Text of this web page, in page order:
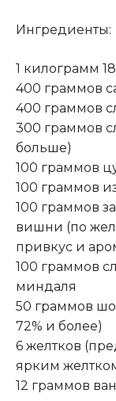
Ингредиенты:
1 килограмм
400 граммов
400 граммов
300 граммов
больше)
100 граммов
100 граммов
100 граммов
вишни (по
привкус и
100 граммов
миндаля
50 граммов
72% и более)
6 желтков
ярким
12 граммов